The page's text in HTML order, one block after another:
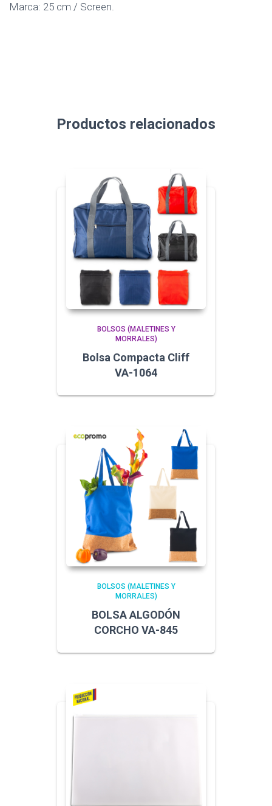
Marca: 25 cm / Screen.
Productos relacionados
BOLSOS (MALETINES Y
MORRALES)
Bolsa Compacta Cliff
VA-1064
BOLSOS (MALETINES Y
MORRALES)
BOLSA ALGODÓN
CORCHO VA-845